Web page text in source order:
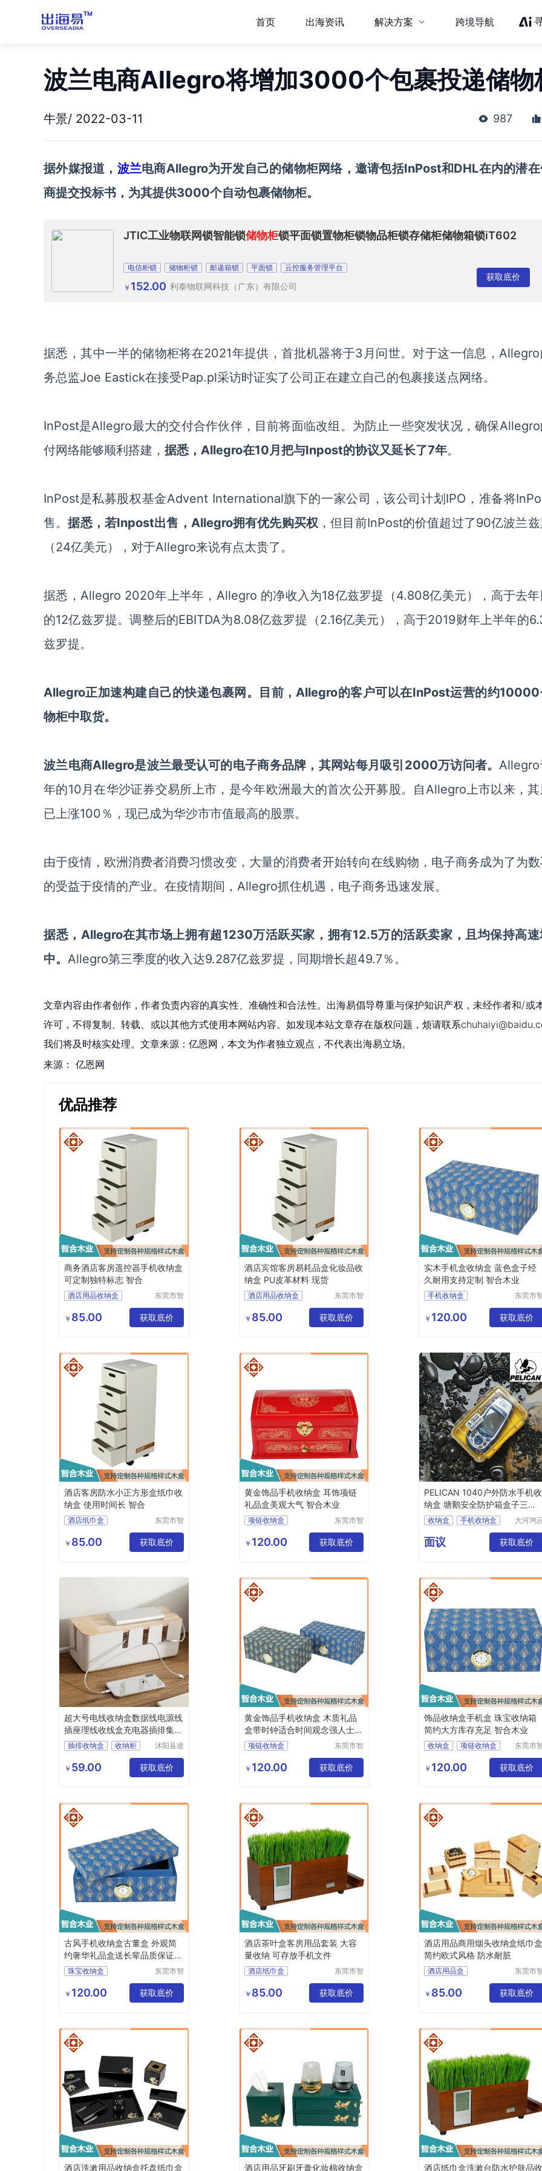
首页 出海资讯 解决方案 跨境导航
波兰电商Allegro将增加3000个包裹投递储物
牛景/ 2022-03-11 987
据外媒报道， 波兰电商Allegro为开发自己的储物柜网络，邀请包括InPost和DHL在内的潜
商提交投标书，为其提供3000个自动包裹储物柜。
JTIC工业物联网锁智能锁储物柜锁平面锁置物柜锁物品柜锁存储柜储物箱锁iT602
电信柜锁 储物柜锁 邮递箱锁 平面锁 云控服务管理平台
￥ 152.00 利泰物联网科技（广东）有限公司
获取底价
据悉，其中一半的储物柜将在2021年提供，首批机器将于3月问世。对于这一信息，
务总监Joe Eastick在接受Pap.pl采访时证实了公司正在建立自己的包裹接送点网络。
InPost是Allegro最大的交付合作伙伴，目前将面临改组。为防止一些突发状况，确保
付网络能够顺利搭建， 据悉， Allegro在10月把与Inpost的协议又延长了7年。
InPost是私募股权基金Advent International旗下的一家公司，该公司计划IPO，准备将
售。据悉，若Inpost出售，Allegro拥有优先购买权 ，但目前InPost的价值超过了90亿波兰
（24亿美元），对于Allegro来说有点太贵了。
据悉， Allegro 2020年上半年，Allegro 的净收入为18亿兹罗提（4.808亿美元），高于去
的12亿兹罗提。调整后的EBITDA为8.08亿兹罗提（2.16亿美元），高于2019财年上半年的
兹罗提。
Allegro正加速构建自己的快递包裹网。目前，Allegro的客户可以在InPost运营的约10000
物柜中取货。
波兰电商Allegro是波兰最受认可的电子商务品牌，其网站每月吸引2000万访问者。Allegro
年的10月在华沙证券交易所上市，是今年欧洲最大的首次公开募股。自Allegro上市以来，
已上涨100％，现已成为华沙市市值最高的股票。
由于疫情，欧洲消费者消费习惯改变，大量的消费者开始转向在线购物，电子商务成为了为
的受益于疫情的产业。在疫情期间， Allegro抓住机遇，电子商务迅速发展。
据悉， Allegro在其市场上拥有超1230万活跃买家，拥有12.5万的活跃卖家，且均保持高
中。 Allegro第三季度的收入达9.287亿兹罗提，同期增长超49.7％。
文章内容由作者创作，作者负责内容的真实性、准确性和合法性。出海易倡导尊重与保护知识产权，未经作者和/或
许可，不得复制、转载、或以其他方式使用本网站内容。如发现本站文章存在版权问题，烦请联系
我们将及时核实处理。文章来源：亿恩网，本文为作者独立观点，不代表出海易立场。
来源： 亿恩网
优品推荐
商务酒店客房遥控器手机收纳盒
可定制独特标志 智合
酒店用品收纳盒
酒店纸巾盒
酒店洗漱用品收纳盒
东莞市智
限公司
￥ 85.00 获取底价
酒店宾馆客房易耗品盒化妆品收
纳盒 PU皮革材料 现货
酒店用品收纳盒
酒店用品盒
东莞市智
限公司
￥ 85.00 获取底价
实木手机盒收纳盒 蓝色盒子经
久耐用支持定制 智合木业
手机收纳盒
珠宝收纳盒
收纳盒
东莞市
限公司
￥ 120.00 获取底价
酒店客房防水小正方形盒纸巾收
纳盒 使用时间长 智合
酒店纸巾盒
酒店洗漱用品收纳盒
东莞市智
限公司
￥ 85.00 获取底价
黄金饰品手机收纳盒 耳饰项链
礼品盒美观大气 智合木业
项链收纳盒
珠宝收纳盒
东莞市智
限公司
￥ 120.00 获取底价
PELICAN 1040户外防水手机收
纳盒 塘鹅安全防护箱盒子三防
盒收纳盒
手机收纳盒
三防盒
收纳盒厂家
大河鸿
京)有限
公司
面议 获取底价
超大号电线收纳盒数据线电源线
插座理线收线盒充电器插排集线
器盒
插排收纳盒
收纳柜
电线收纳盒
沭阳县途
子商务有
限公司
￥ 59.00 获取底价
黄金饰品手机收纳盒 木质礼品
盒带时钟适合时间观念强人士
智合木业
项链收纳盒
手机收纳盒
东莞市智
限公司
￥ 120.00 获取底价
饰品收纳盒手机盒 珠宝收纳箱
简约大方库存充足 智合木业
收纳盒
项链收纳盒
珠宝收纳盒
东莞市
限公司
￥ 120.00 获取底价
古风手机收纳盒古董盒 外观简
约奢华礼品盒送长辈品质保证
智合木业
珠宝收纳盒
耳饰收纳盒
收纳盒
东莞市智
限公司
￥ 120.00 获取底价
酒店茶叶盒客房用品套装 大容
量收纳 可存放手机文件
酒店纸巾盒
酒店茶叶收纳盒
酒店洗漱用品收纳盒
东莞市智
限公司
￥ 85.00 获取底价
酒店用品商用烟头收纳盒纸巾
简约欧式风格 防水耐脏
酒店用品盒
酒店洗漱用品收纳盒
东莞市
限公司
￥ 85.00 获取底价
酒店洗漱用品收纳盒托盘纸巾盒 酒店用品牙刷牙膏化妆棉收纳盒 酒店纸巾盒洗漱台防水护肤品